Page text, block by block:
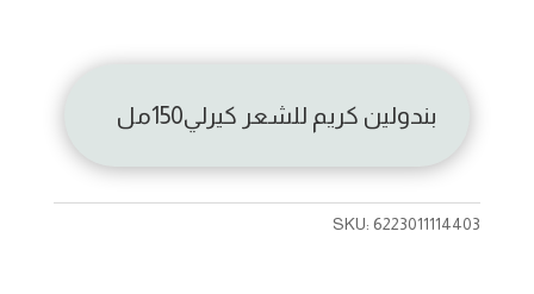
بندولين كريم للشعر كيرلي150مل
SKU:6223011114403